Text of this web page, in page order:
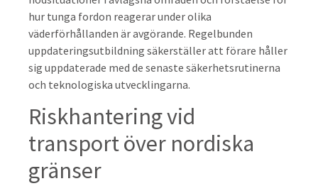
hur tunga fordon reagerar under olika
väderförhållanden är avgörande. Regelbunden
uppdateringsutbildning säkerställer att förare håller
sig uppdaterade med de senaste säkerhetsrutinerna
och teknologiska utvecklingarna.
Riskhantering vid
transport över nordiska
gränser